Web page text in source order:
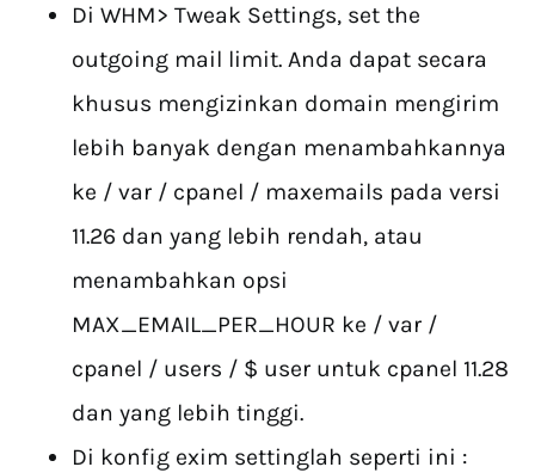
Di WHM> Tweak Settings, set the
outgoing mail limit. Anda dapat secara
khusus mengizinkan domain mengirim
lebih banyak dengan menambahkannya
ke / var / cpanel / maxemails pada versi
11.26 dan yang lebih rendah, atau
menambahkan opsi
MAX_EMAIL_PER_HOUR ke / var /
cpanel / users / $ user untuk cpanel 11.28
dan yang lebih tinggi.
Di konfig exim settinglah seperti ini :